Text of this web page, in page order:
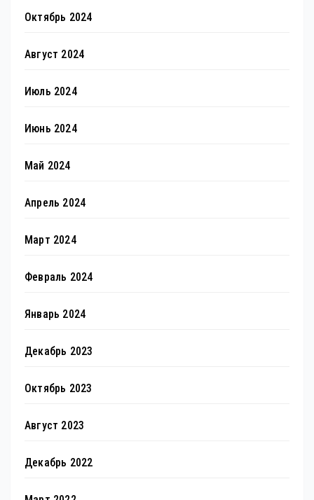
Октябрь 2024
Август 2024
Июль 2024
Июнь 2024
Май 2024
Апрель 2024
Март 2024
Февраль 2024
Январь 2024
Декабрь 2023
Октябрь 2023
Август 2023
Декабрь 2022